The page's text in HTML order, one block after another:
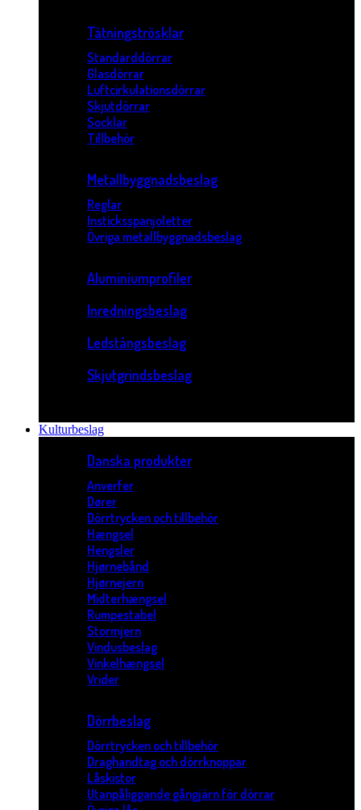
Tätningströsklar
Standarddörrar
Glasdörrar
Luftcirkulationsdörrar
Skjutdörrar
Socklar
Tillbehör
Metallbyggnadsbeslag
Reglar
Insticksspanjoletter
Övriga metallbyggnadsbeslag
Aluminiumprofiler
Inredningsbeslag
Ledstångsbeslag
Skjutgrindsbeslag
Kulturbeslag
Danska produkter
Anverfer
Dører
Dörrtrycken och tillbehör
Hængsel
Hengsler
Hjørnebånd
Hjørnejern
Midterhængsel
Rumpestabel
Stormjern
Vindusbeslag
Vinkelhængsel
Vrider
Dörrbeslag
Dörrtrycken och tillbehör
Draghandtag och dörrknoppar
Låskistor
Utanpåliggande gångjärn för dörrar